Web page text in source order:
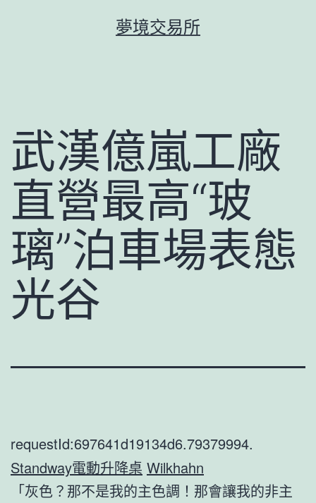
夢境交易所
武漢億嵐工廠
直營最高“玻
璃”泊車場表態
光谷
requestId:697641d19134d6.79379994.
Standway電動升降桌 Wilkhahn
「灰色？那不是我的主色調！那會讓我的非主